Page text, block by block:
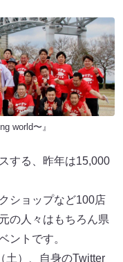
world〜』
する、昨年は15,000
ショップなど100店
の人々はもちろん県
ントです。
土）、自身のTwitter